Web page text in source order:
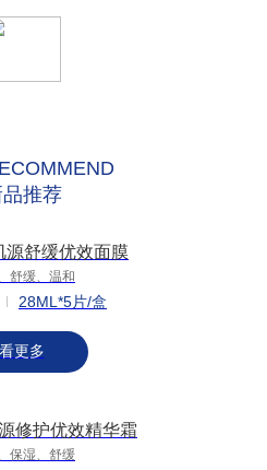
品推荐
源舒缓优效面膜
舒缓、温和
28ML*5片/盒
更多
修护优效精华霜
保湿、舒缓